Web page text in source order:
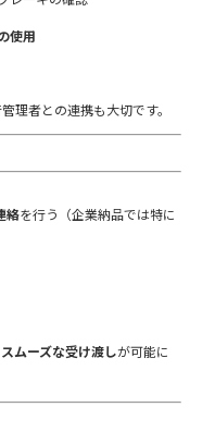
使用
理者との連携も大切です。
絡を行う（企業納品では特に
スムーズな受け渡しが可能に